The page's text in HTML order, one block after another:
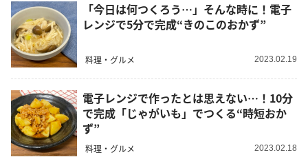
「今日は何つくろう…」そんな時に！電子
レンジで5分で完成“きのこのおかず”
料理・グルメ 2023.02.19
電子レンジで作ったとは思えない…！10分
で完成「じゃがいも」でつくる“時短おか
ず”
料理・グルメ 2023.02.18